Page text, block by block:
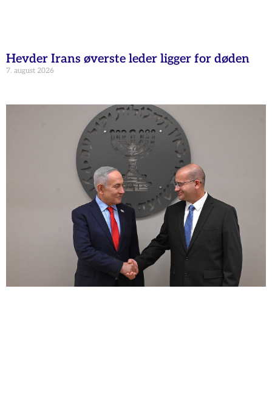
Hevder Irans øverste leder ligger for døden
7. august 2026